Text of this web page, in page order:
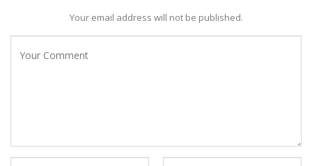
Your email address will not be published.